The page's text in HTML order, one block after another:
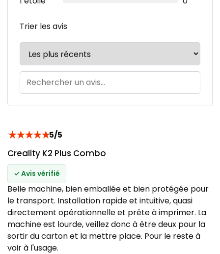
Trier les avis
★★★★★5/5
Creality K2 Plus Combo
✓ Avis vérifié
Belle machine, bien emballée et bien protégée pour
le transport. Installation rapide et intuitive, quasi
directement opérationnelle et prête à imprimer. La
machine est lourde, veillez donc à être deux pour la
sortir du carton et la mettre place. Pour le reste à
voir à l'usage.